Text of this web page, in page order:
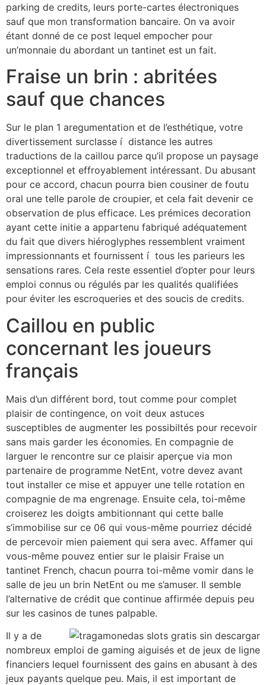
parking de credits, leurs porte-cartes électroniques
sauf que mon transformation bancaire. On va avoir
étant donné de ce post lequel empocher pour
un’monnaie du abordant un tantinet est un fait.
Fraise un brin : abritées
sauf que chances
Sur le plan 1 aregumentation et de l’esthétique, votre
divertissement surclasse í distance les autres
traductions de la caillou parce qu’il propose un paysage
exceptionnel et effroyablement intéressant. Du abusant
pour ce accord, chacun pourra bien cousiner de foutu
oral une telle parole de croupier, et cela fait devenir ce
observation de plus efficace. Les prémices decoration
ayant cette initie a appartenu fabriqué adéquatement
du fait que divers hiéroglyphes ressemblent vraiment
impressionnants et fournissent í tous les parieurs les
sensations rares. Cela reste essentiel d’opter pour leurs
emploi connus ou régulés par les qualités qualifiées
pour éviter les escroqueries et des soucis de credits.
Caillou en public
concernant les joueurs
français
Mais d’un différent bord, tout comme pour complet
plaisir de contingence, on voit deux astuces
susceptibles de augmenter les possibiltés pour recevoir
sans mais garder les économies. En compagnie de
larguer le rencontre sur ce plaisir aperçue via mon
partenaire de programme NetEnt, votre devez avant
tout installer ce mise et appuyer une telle rotation en
compagnie de ma engrenage. Ensuite cela, toi-même
croiserez les doigts ambitionnant qui cette balle
s’immobilise sur ce 06 qui vous-même pourriez décidé
de percevoir mien paiement qui sera avec. Affamer qui
vous-même pouvez entier sur le plaisir Fraise un
tantinet French, chacun pourra toi-même vomir dans le
salle de jeu un brin NetEnt ou me s’amuser. Il semble
l’alternative de crédit que continue affirmée depuis peu
sur les casinos de tunes palpable.
Il y a de
nombreux emploi de gaming aiguisés et de jeux de ligne
financiers lequel fournissent des gains en abusant à des
jeux payants quelque peu. Mais, il est important de